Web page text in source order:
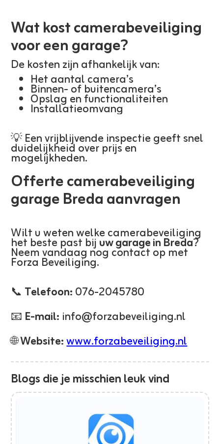
Wat kost camerabeveiliging
voor een garage?
De kosten zijn afhankelijk van:
Het aantal camera’s
Binnen- of buitencamera’s
Opslag en functionaliteiten
Installatieomvang
💡 Een vrijblijvende inspectie geeft snel
duidelijkheid over prijs en
mogelijkheden.
Offerte camerabeveiliging
garage Breda aanvragen
Wilt u weten welke camerabeveiliging
het beste past bijuw garage in Breda?
Neem vandaag nog contact op met
Forza Beveiliging.
📞 Telefoon:076-2045780
📧 E-mail: info@forzabeveiliging.nl
🌐Website:www.forzabeveiliging.nl
Blogs die je misschien leuk vind